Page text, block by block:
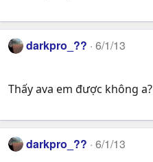
darkpro_?? 6/1/13
Thấy ava em được không a?
darkpro_?? 6/1/13